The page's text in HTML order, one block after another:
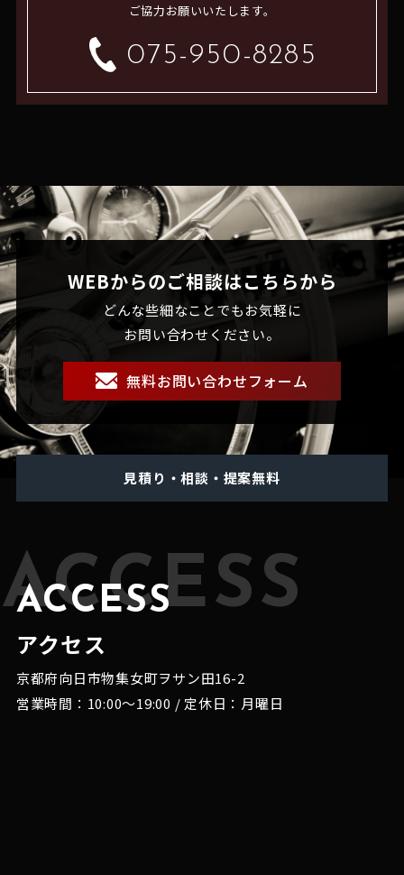
ご協力お願いいたします。
075-950-8285
WEBからのご相談はこちらから
どんな些細なことでもお気軽に
お問い合わせください。
無料お問い合わせフォーム
見積り・相談・提案無料
ACCESS
ACCESS
アクセス
京都府向日市物集女町ヲサン田16-2
営業時間：10:00～19:00 / 定休日：月曜日